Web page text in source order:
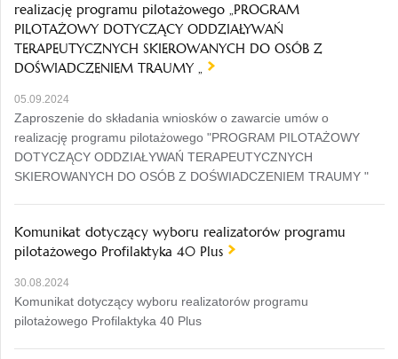
realizację programu pilotażowego „PROGRAM
PILOTAŻOWY DOTYCZĄCY ODDZIAŁYWAŃ
TERAPEUTYCZNYCH SKIEROWANYCH DO OSÓB Z
DOŚWIADCZENIEM TRAUMY „
05.09.2024
Zaproszenie do składania wniosków o zawarcie umów o
realizację programu pilotażowego "PROGRAM PILOTAŻOWY
DOTYCZĄCY ODDZIAŁYWAŃ TERAPEUTYCZNYCH
SKIEROWANYCH DO OSÓB Z DOŚWIADCZENIEM TRAUMY "
Komunikat dotyczący wyboru realizatorów programu
pilotażowego Profilaktyka 40 Plus
30.08.2024
Komunikat dotyczący wyboru realizatorów programu
pilotażowego Profilaktyka 40 Plus